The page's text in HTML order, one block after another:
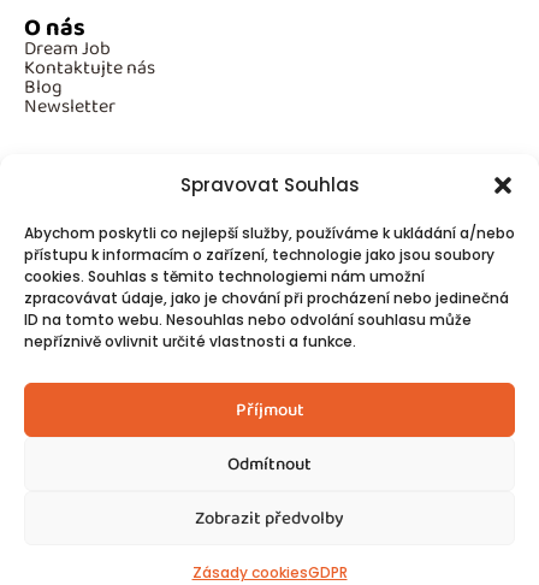
Spravovat Souhlas
Abychom poskytli co nejlepší služby, používáme k ukládání a/nebo
přístupu k informacím o zařízení, technologie jako jsou soubory
cookies. Souhlas s těmito technologiemi nám umožní
zpracovávat údaje, jako je chování při procházení nebo jedinečná
ID na tomto webu. Nesouhlas nebo odvolání souhlasu může
nepříznivě ovlivnit určité vlastnosti a funkce.
Příjmout
Odmítnout
Zobrazit předvolby
Zásady cookiesGDPR
O nás
Dream Job
Kontaktujte nás
Blog
Newsletter
Povinné informace
GDPR
Cookies
Spojte se s námi!